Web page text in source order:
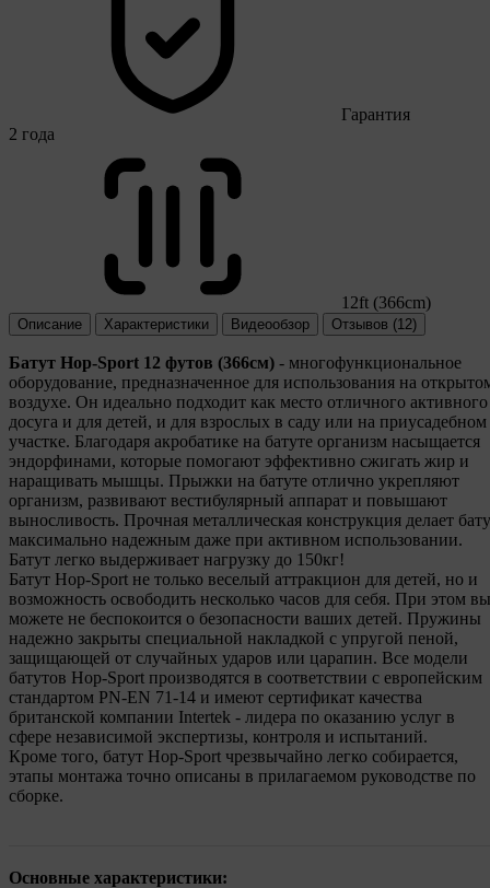
Гарантия
2 года
12ft (366cm)
Описание Характеристики Видеообзор Отзывов (12)
Батут Hop-Sport 12 футов (366см) - многофункциональное
оборудование, предназначенное для использования на
воздухе. Он идеально подходит как место отличного активного
досуга и для детей, и для взрослых в саду или на приусадебном
участке. Благодаря акробатике на батуте организм насыщается
эндорфинами, которые помогают эффективно сжигать жир и
наращивать мышцы. Прыжки на батуте отлично укрепляют
организм, развивают вестибулярный аппарат и повышают
выносливость. Прочная металлическая конструкция делает
максимально надежным даже при активном использовании.
Батут легко выдерживает нагрузку до 150кг!
Батут Hop-Sport не только веселый аттракцион для детей, но и
возможность освободить несколько часов для себя. При этом вы
можете не беспокоится о безопасности ваших детей. Пружины
надежно закрыты специальной накладкой с упругой пеной,
защищающей от случайных ударов или царапин. Все модели
батутов Hop-Sport производятся в соответствии с европейским
стандартом PN-EN 71-14 и имеют сертификат качества
британской компании Intertek - лидера по оказанию услуг в
сфере независимой экспертизы, контроля и испытаний.
Кроме того, батут Hop-Sport чрезвычайно легко собирается,
этапы монтажа точно описаны в прилагаемом руководстве по
сборке.
Основные характеристики: